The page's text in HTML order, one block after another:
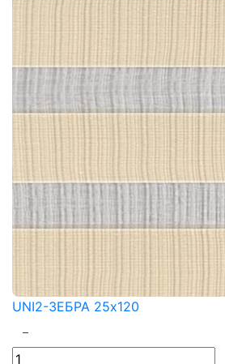
UNI2-ЗЕБРА 25x120